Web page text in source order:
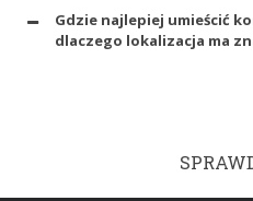
Gdzie najlepiej umieścić
dlaczego lokalizacja ma